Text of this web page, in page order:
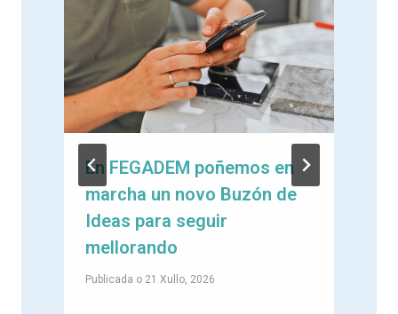
En FEGADEM poñemos en
marcha un novo Buzón de
Ideas para seguir
mellorando
Publicada o 21 Xullo, 2026